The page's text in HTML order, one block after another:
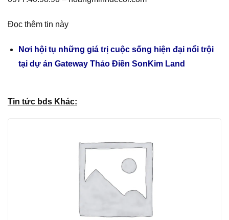
Đọc thêm tin này
Nơi hội tụ những giá trị cuộc sống hiện đại nổi trội
tại dự án Gateway Thảo Điền SonKim Land
Tin tức bds Khác: